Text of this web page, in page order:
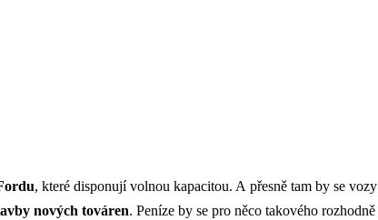
, které disponují volnou kapacitou. A přesně tam by se vozy
nových továren. Peníze by se pro něco takového rozhodně